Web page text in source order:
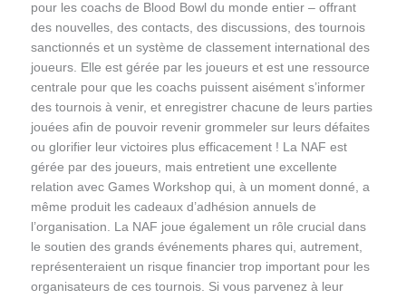
pour les coachs de Blood Bowl du monde entier – offrant
des nouvelles, des contacts, des discussions, des tournois
sanctionnés et un système de classement international des
joueurs. Elle est gérée par les joueurs et est une ressource
centrale pour que les coachs puissent aisément s’informer
des tournois à venir, et enregistrer chacune de leurs parties
jouées afin de pouvoir revenir grommeler sur leurs défaites
ou glorifier leur victoires plus efficacement ! La NAF est
gérée par des joueurs, mais entretient une excellente
relation avec Games Workshop qui, à un moment donné, a
même produit les cadeaux d’adhésion annuels de
l’organisation. La NAF joue également un rôle crucial dans
le soutien des grands événements phares qui, autrement,
représenteraient un risque financier trop important pour les
organisateurs de ces tournois. Si vous parvenez à leur